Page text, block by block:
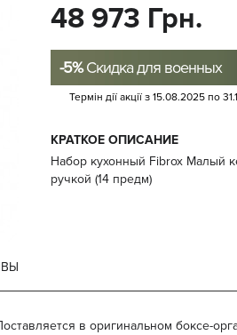
48 973 Грн.
-5%Скидка для военных
Термін дії акції з 15.08.2025 по
КРАТКОЕ ОПИСАНИЕ
Набор кухонный Fibrox Малый
ручкой (14 предм)
в оригинальном боксе-